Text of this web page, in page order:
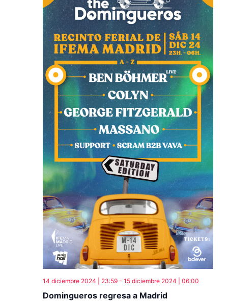
14 diciembre 2024 | 23:59- 15 diciembre 2024 | 06:00
Domingueros regresa a Madrid